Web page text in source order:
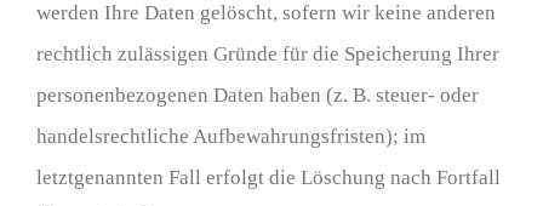
werden Ihre Daten gelöscht, sofern wir keine anderen
rechtlich zulässigen Gründe für die Speicherung Ihrer
personenbezogenen Daten haben (z. B. steuer- oder
handelsrechtliche Aufbewahrungsfristen); im
letztgenannten Fall erfolgt die Löschung nach Fortfall